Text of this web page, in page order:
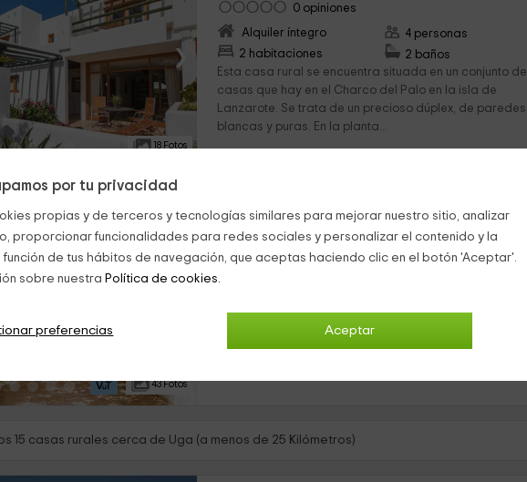
por tu privacidad
propias y de terceros y tecnologías similares para mejorar nuestro sitio, analizar
proporcionar funcionalidades para redes sociales y personalizar el contenido y la
de tus hábitos de navegación, que aceptas haciendo clic en el botón 'Aceptar'.
sobre nuestra Política de cookies.
Aceptar
preferencias
›
18 Fotos
0 opiniones
Alquiler íntegro
2 habitaciones
4 personas
2 baños
Esta casa rural se encuentra situada en un conjunto de
casas que hay en el Charco del Palo en la isla de
Lanzarote. Se trata de un precioso dúplex, de paredes
blancas y puras. En la planta...
›
43 Fotos
Uga, Lanzarote
0 opiniones
Nuestra vivienda se localiza dentro de la isla de
Lanzarote, en la que vais a poder descubrir el
impresionante paisaje del pueblo de Uga en el que nos
15 casas rurales cerca de Uga (a menos de 25 Kilómetros)